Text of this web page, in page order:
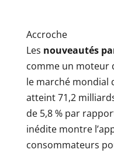
Accroche
Les nouveautés
comme un moteur
le marché mondial
atteint 71,2
de 5,8 % par
inédite montre
consommateurs